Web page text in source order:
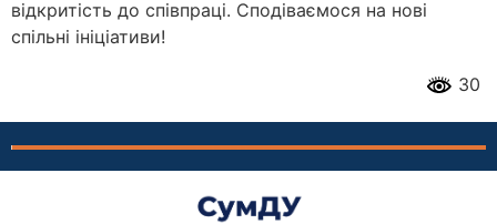
відкритість до співпраці. Сподіваємося на нові
спільні ініціативи!
30